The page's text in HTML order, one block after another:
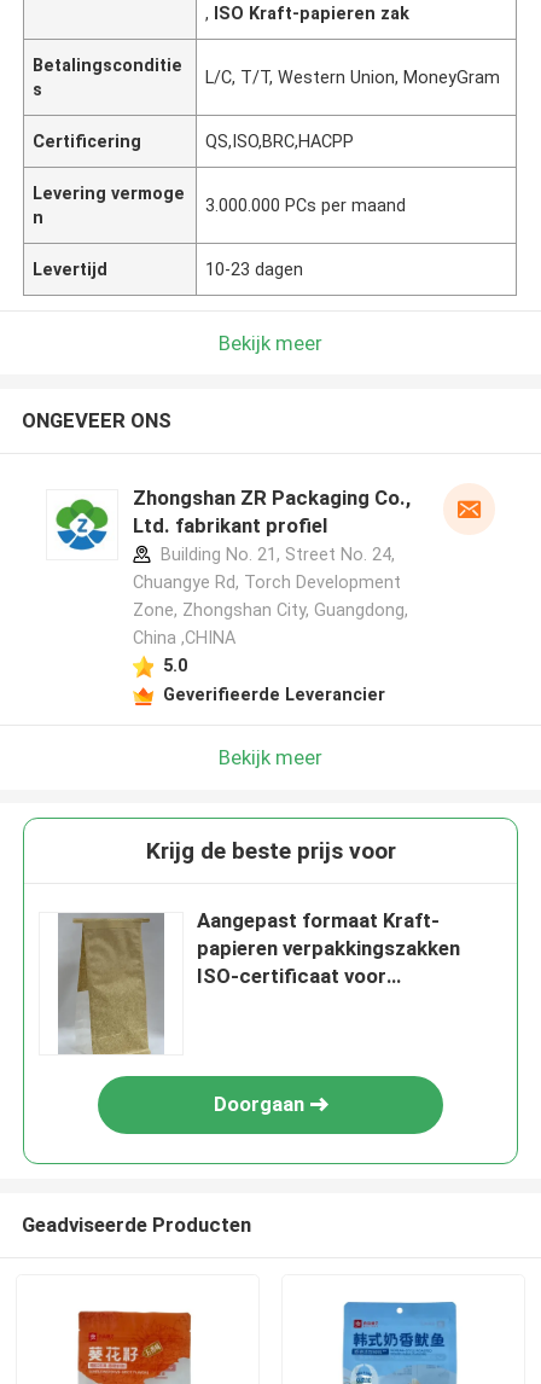
, ISO Kraft-papieren zak
Betalingsconditie
s
L/C, T/T, Western Union, MoneyGram
Certificering QS,ISO,BRC,HACPP
Levering vermoge
n
3.000.000 PCs per maand
Levertijd 10-23 dagen
Bekijk meer
ONGEVEER ONS
Zhongshan ZR Packaging Co.,
Ltd. fabrikant profiel
Building No. 21, Street No. 24,
Chuangye Rd, Torch Development
Zone, Zhongshan City, Guangdong,
China ,CHINA
5.0
Geverifieerde Leverancier
Bekijk meer
Krijg de beste prijs voor
Aangepast formaat Kraft-
papieren verpakkingszakken
ISO-certificaat voor
Doorgaan
Geadviseerde Producten